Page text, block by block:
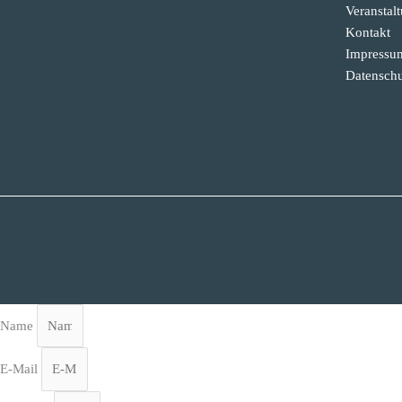
Kontakt
Name
E-Mail